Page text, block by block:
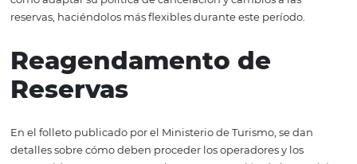
Omnibees. Con el fin de tratar de minimizar los efectos
de viajes y turismo en Brasil, incluidas actualizaciones
condiciones de reembolso para el sector hotelero.
puntos principales para los servicios de alojamiento y
reservas, haciéndolos más flexibles durante este